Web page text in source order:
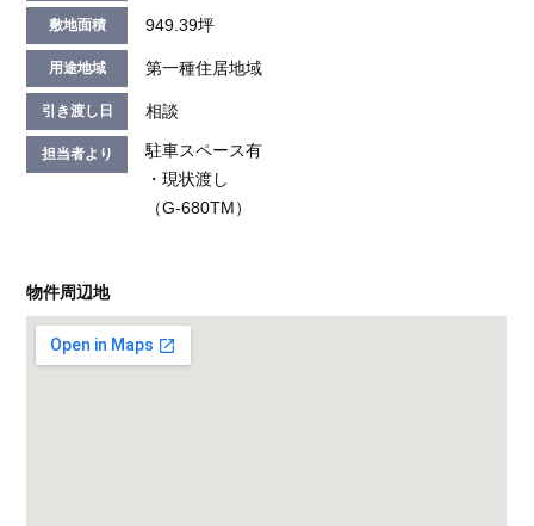
敷地面積 949.39坪
用途地域 第一種住居地域
引き渡し日 相談
担当者より
駐車スペース有
・現状渡し
（G-680TM）
物件周辺地